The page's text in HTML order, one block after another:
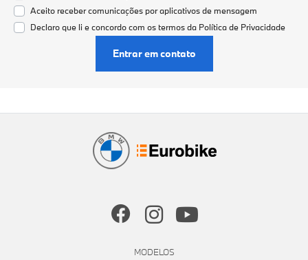
Aceito receber comunicações por aplicativos de mensagem
Declaro que li e concordo com os termos da Política de Privacidade
Entrar em contato
MODELOS